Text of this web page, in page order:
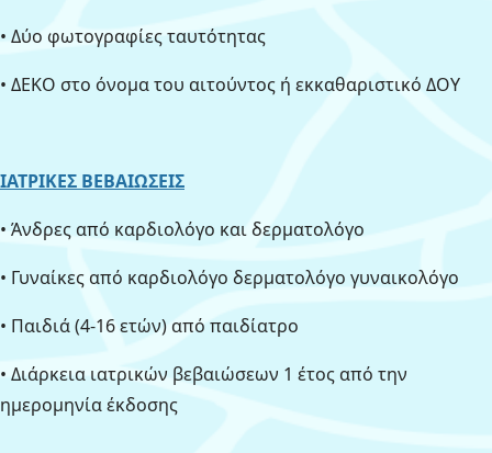
• Δύο φωτογραφίες ταυτότητας
• ΔΕΚΟ στο όνομα του αιτούντος ή εκκαθαριστικό ΔΟΥ
ΙΑΤΡΙΚΕΣ ΒΕΒΑΙΩΣΕΙΣ
• Άνδρες από καρδιολόγο και δερματολόγο
• Γυναίκες από καρδιολόγο δερματολόγο γυναικολόγο
• Παιδιά (4-16 ετών) από παιδίατρο
• Διάρκεια ιατρικών βεβαιώσεων 1 έτος από την
ημερομηνία έκδοσης